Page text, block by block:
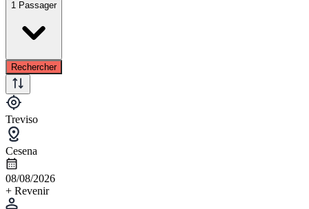
1 Passager
Rechercher
Treviso
Cesena
08/08/2026
+ Revenir